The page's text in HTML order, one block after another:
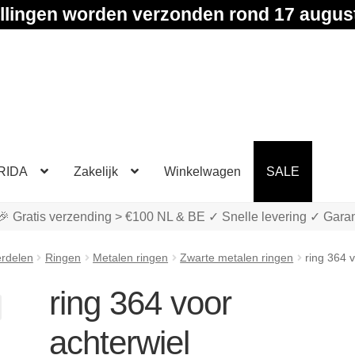
worden verzonden rond 17
Zakelijk Winkelwagen SALE
Gratis verzending > €100 NL & BE ✓ Snelle levering ✓
Ringen Metalen ringen Zwarte metalen ringen ring 364
ring 364 voor
achterwiel